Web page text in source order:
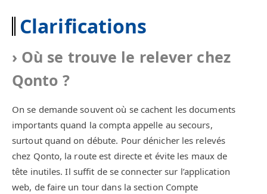
Clarifications
Où se trouve le relever chez
Qonto ?
On se demande souvent où se cachent les documents
importants quand la compta appelle au secours,
surtout quand on débute. Pour dénicher les relevés
chez Qonto, la route est directe et évite les maux de
tête inutiles. Il suffit de se connecter sur l’application
web, de faire un tour dans la section Compte